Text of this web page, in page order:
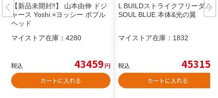
【新品未開封‼️】 山本由伸 ドジ
ャース Yoshi ×ヨッシー ボブル
ヘッド
マイストア在庫： 4280
税込 43459円
カートに入れる
L BUILDストライクフリーダム
SOUL BLUE 本体&光の翼
マイストア在庫： 1832
税込 45315
カートに入れる